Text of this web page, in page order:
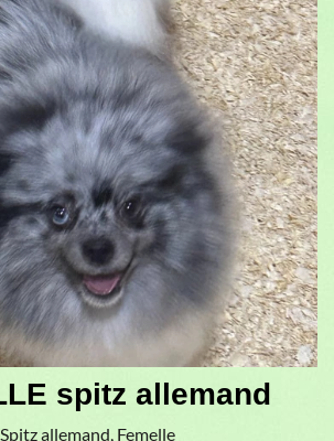
spitz allemand
Spitz allemand, Femelle